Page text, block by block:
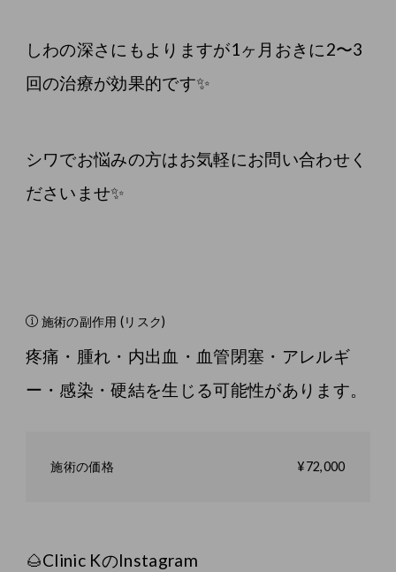
しわの深さにもよりますが1ヶ月おきに2〜3
回の治療が効果的です✨
シワでお悩みの方はお気軽にお問い合わせく
ださいませ✨
施術の副作用 (リスク)
疼痛・腫れ・内出血・血管閉塞・アレルギ
ー・感染・硬結を生じる可能性があります。
施術の価格 ¥72,000
🌰Clinic KのInstagram